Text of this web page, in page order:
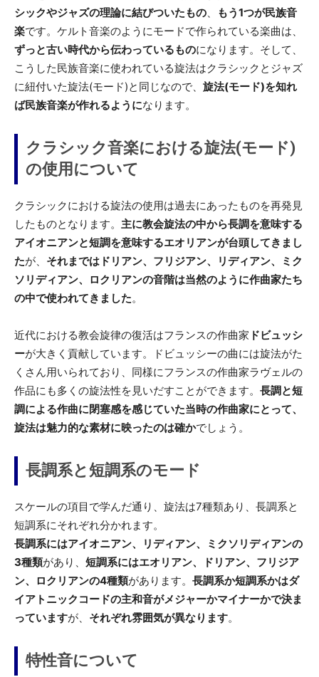
シックやジャズの理論に結びついたもの、
もう1つが民族音
楽です。ケルト音楽のようにモードで作られている楽曲は、
ずっと古い時代から伝わっているものになります。そして、
こうした民族音楽に使われている旋法はクラシックとジャズ
に紐付いた旋法(モード)と同じなので、 旋法(モード)を知れ
ば民族音楽が作れるようになります。
クラシック音楽における旋法(モード)
の使用について
クラシックにおける旋法の使用は過去にあったものを再発見
したものとなります。 主に教会旋法の中から長調を意味する
アイオニアンと短調を意味するエオリアンが台頭してきまし
たが、 それまではドリアン、フリジアン、リディアン、ミク
ソリディアン、ロクリアンの音階は当然のように作曲家たち
の中で使われてきました。
近代における教会旋律の復活はフランスの作曲家 ドビュッシ
ーが大きく貢献しています。ドビュッシーの曲には旋法がた
くさん用いられており、同様にフランスの作曲家ラヴェルの
作品にも多くの旋法性を見いだすことができます。 長調と短
調による作曲に閉塞感を感じていた当時の作曲家にとって、
旋法は魅力的な素材に映ったのは確かでしょう。
長調系と短調系のモード
スケールの項目で学んだ通り、旋法は7種類あり、長調系と
短調系にそれぞれ分かれます。
長調系にはアイオニアン、リディアン、ミクソリディアンの
3種類があり、 短調系にはエオリアン、ドリアン、フリジア
ン、ロクリアンの4種類があります。 長調系か短調系かはダ
イアトニックコードの主和音がメジャーかマイナーかで決ま
っていますが、 それぞれ雰囲気が異なります。
特性音について